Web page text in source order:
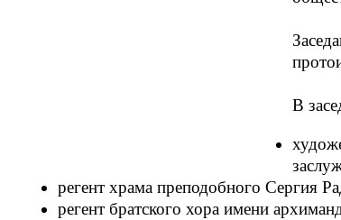
В
регент храма преподобного Сергия
регент братского хора имени